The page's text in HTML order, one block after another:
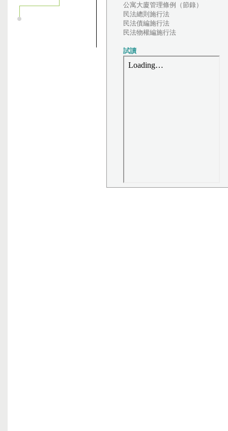
公寓大廈管理條例（節錄）
民法總則施行法
民法債編施行法
民法物權編施行法
試讀